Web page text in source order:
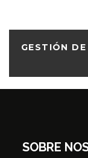
GESTIÓN
SOBRE